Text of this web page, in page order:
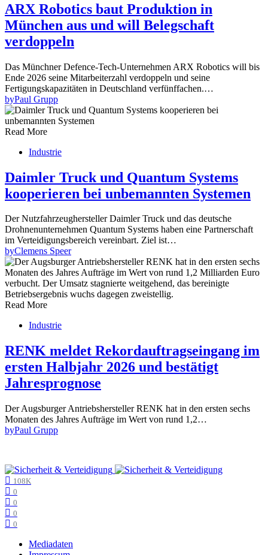
ARX Robotics baut Produktion in
München aus und will Belegschaft
verdoppeln
Das Münchner Defence-Tech-Unternehmen ARX Robotics will bis
Ende 2026 seine Mitarbeiterzahl verdoppeln und seine
Fertigungskapazitäten in Deutschland verfünffachen.…
byPaul Grupp
Read More
Industrie
Daimler Truck und Quantum Systems
kooperieren bei unbemannten Systemen
Der Nutzfahrzeughersteller Daimler Truck und das deutsche
Drohnenunternehmen Quantum Systems haben eine Partnerschaft
im Verteidigungsbereich vereinbart. Ziel ist…
byClemens Speer
Read More
Industrie
RENK meldet Rekordauftragseingang im
ersten Halbjahr 2026 und bestätigt
Jahresprognose
Der Augsburger Antriebshersteller RENK hat in den ersten sechs
Monaten des Jahres Aufträge im Wert von rund 1,2…
byPaul Grupp
108K
0
0
0
0
Mediadaten